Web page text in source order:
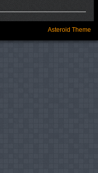
Asteroid Theme